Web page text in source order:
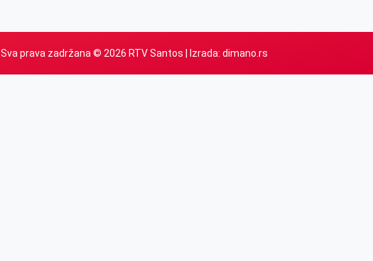
Sva prava zadržana © 2026 RTV Santos | Izrada: dimano.rs